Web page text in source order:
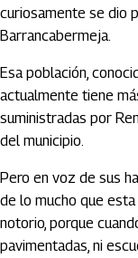
curiosamente se dio
Barrancabermeja.
Esa población,
actualmente tiene
suministradas por
del municipio.
Pero en voz de sus
de lo mucho que
notorio, porque
pavimentadas, ni